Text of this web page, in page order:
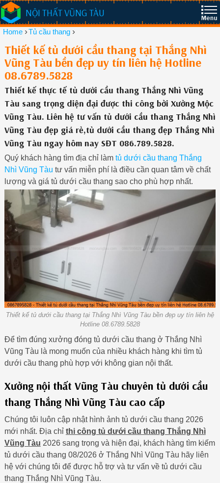
NỘI THẤT VŨNG TÀU
Home ›Tủ cầu thang ›
Thiết kế tủ dưới cầu thang tại Thắng Nhì
Vũng Tàu bền đẹp uy tín liên hệ Hotline
08.6789.5828
Thiết kế thực tế tủ dưới cầu thang Thắng Nhì Vũng
Tàu sang trọng diện đại được thi công bởi Xưởng Mộc
Vũng Tàu. Liên hệ tư vấn tủ dưới cầu thang Thắng Nhì
Vũng Tàu đẹp giá rẻ,tủ dưới cầu thang đẹp Thắng Nhì
Vũng Tàu ngay hôm nay SĐT 086.789.5828.
Quý khách hàng tìm địa chỉ làm tủ dưới cầu thang Thắng
Nhì Vũng Tàu tư vấn miễn phí là điều cần quan tâm về chất
lượng và giá tủ dưới cầu thang sao cho phù hợp nhất.
Thiết kế tủ dưới cầu thang tại Thắng Nhì Vũng Tàu bền đẹp uy tín liên hệ
Hotline 08.6789.5828
Để tìm đúng xưởng đóng tủ dưới cầu thang ở Thắng Nhì
Vũng Tàu là mong muốn của nhiều khách hàng khi tìm tủ
dưới cầu thang phù hợp với không gian nội thất.
Xưởng nội thất Vũng Tàu chuyên tủ dưới cầu
thang Thắng Nhì Vũng Tàu cao cấp
Chúng tôi luôn cập nhật hình ảnh tủ dưới cầu thang 2026
mới nhất. Địa chỉ thi công tủ dưới cầu thang Thắng Nhì
Vũng Tàu 2026 sang trọng và hiện đại, khách hàng tìm kiếm
tủ dưới cầu thang 08/2026 ở Thắng Nhì Vũng Tàu hãy liên
hệ với chúng tôi để được hỗ trợ và tư vấn về tủ dưới cầu
thang Thắng Nhì Vũng Tàu.